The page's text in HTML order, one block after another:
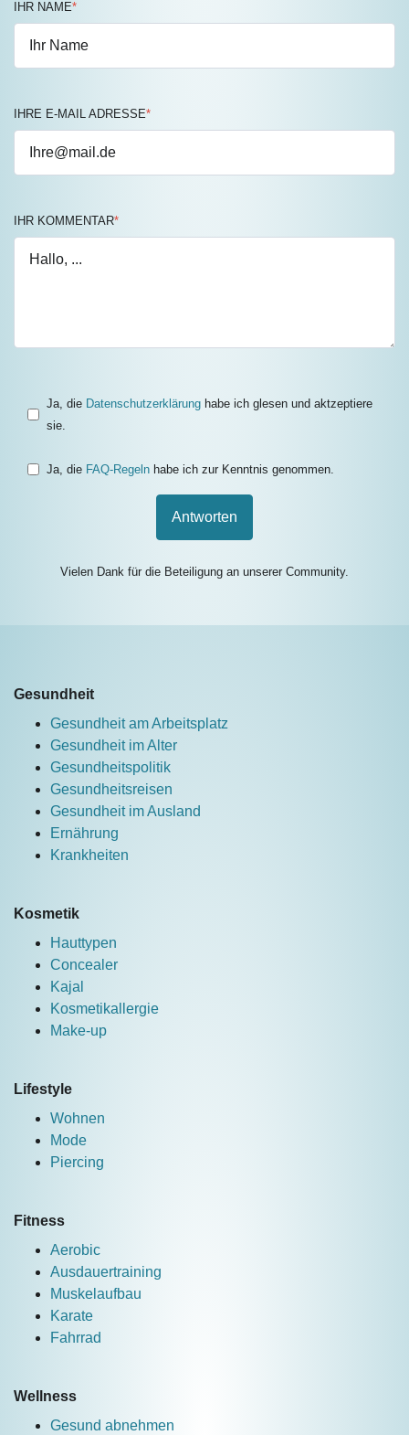
IHR NAME*
IHRE E-MAIL ADRESSE*
IHR KOMMENTAR*
Ja, die Datenschutzerklärung habe ich glesen und aktzeptiere
sie.
Ja, die FAQ-Regeln habe ich zur Kenntnis genommen.
Antworten
Vielen Dank für die Beteiligung an unserer Community.
Gesundheit
Gesundheit am Arbeitsplatz
Gesundheit im Alter
Gesundheitspolitik
Gesundheitsreisen
Gesundheit im Ausland
Ernährung
Krankheiten
Kosmetik
Hauttypen
Concealer
Kajal
Kosmetikallergie
Make-up
Lifestyle
Wohnen
Mode
Piercing
Fitness
Aerobic
Ausdauertraining
Muskelaufbau
Karate
Fahrrad
Wellness
Gesund abnehmen